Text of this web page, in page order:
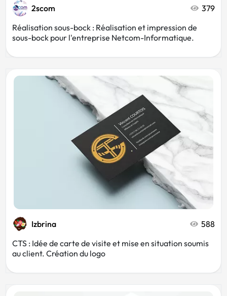
Vêtements
2scom
379
Réalisation sous-bock : Réalisation et impression de
sous-bock pour l'entreprise Netcom-Informatique.
Izbrina
588
CTS : Idée de carte de visite et mise en situation soumis
au client. Création du logo